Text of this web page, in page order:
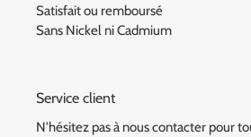
Satisfait ou remboursé
Sans Nickel ni Cadmium
Service client
N'hésitez pas à nous contacter pour